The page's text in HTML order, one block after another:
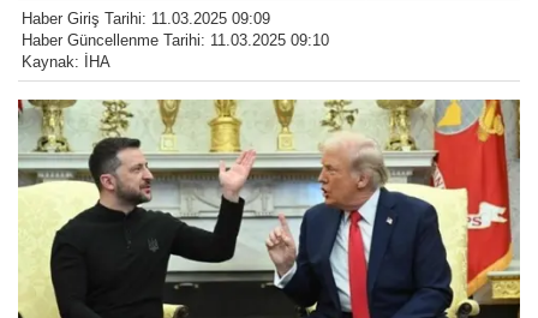
Haber Giriş Tarihi: 11.03.2025 09:09
Haber Güncellenme Tarihi: 11.03.2025 09:10
Kaynak: İHA